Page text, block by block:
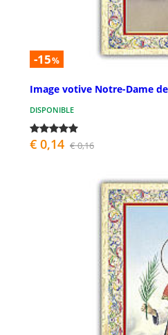
-15%
Image votive Notre-Dame
DISPONIBLE
€ 0,14 € 0,16